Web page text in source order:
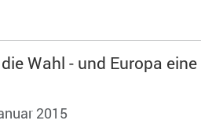
Wahl - und Europa
2015